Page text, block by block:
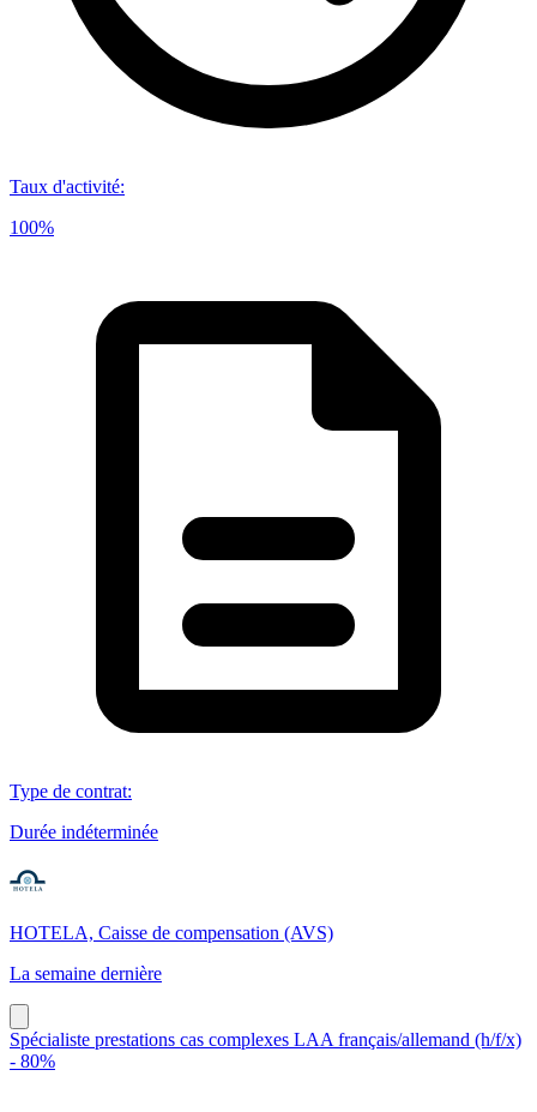
Taux d'activité:
100%
Type de contrat:
Durée indéterminée
HOTELA, Caisse de compensation (AVS)
La semaine dernière
Spécialiste prestations cas complexes LAA français/allemand (h/f/x)
- 80%